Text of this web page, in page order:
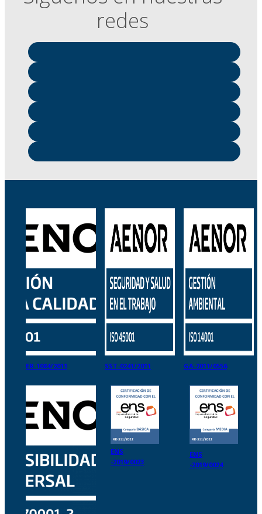
redes
ER-1084/2011 SST-0241/2011 GA-2011/0556
ENS
-2019/0023
ENS
-2019/0024